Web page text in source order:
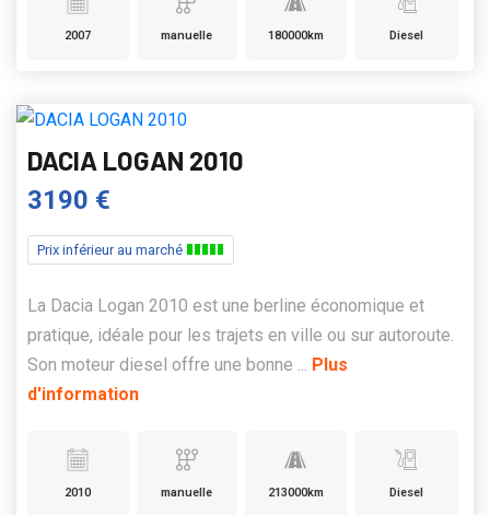
2007 manuelle 180000km Diesel
DACIA LOGAN 2010
3190 €
Prix inférieur au marché
La Dacia Logan 2010 est une berline économique et
pratique, idéale pour les trajets en ville ou sur autoroute.
Son moteur diesel offre une bonne ... Plus
d'information
2010 manuelle 213000km Diesel